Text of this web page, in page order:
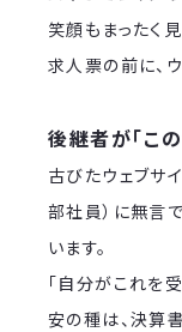
笑顔もまったく
求人票の前に、
後継者が「こ
古びたウェブサ
部社員）に無言
います。
「自分がこれを
安の種は、決算